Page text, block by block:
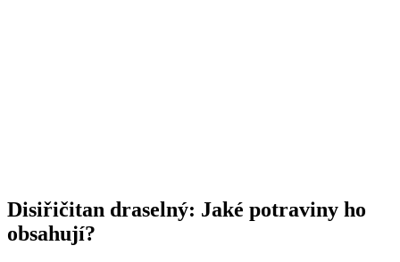
Disiřičitan draselný: Jaké potraviny ho
obsahují?